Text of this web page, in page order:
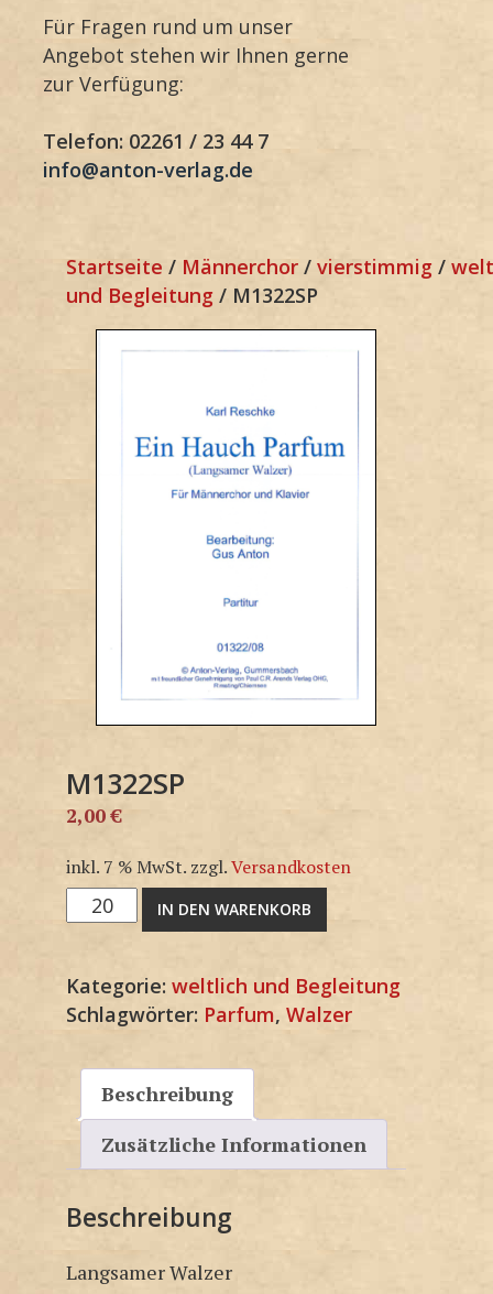
Für Fragen rund um unser
Angebot stehen wir Ihnen gerne
zur Verfügung:
Telefon: 02261 / 23 44 7
info@anton-verlag.de
Startseite / Männerchor / vierstimmig /
und Begleitung / M1322SP
M1322SP
2,00€
inkl. 7 % MwSt. zzgl.Versandkosten
M1322SP
Menge
IN DEN WARENKORB
Kategorie: weltlich und Begleitung
Schlagwörter: Parfum, Walzer
Beschreibung
Zusätzliche Informationen
Beschreibung
Langsamer Walzer